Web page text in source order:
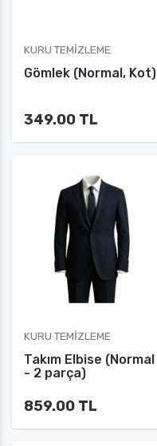
KURU TEMIZLEME
Gömlek (Normal, Kot)
349.00 TL
KURU TEMIZLEME
Takım Elbise (Normal
- 2 parça)
859.00 TL